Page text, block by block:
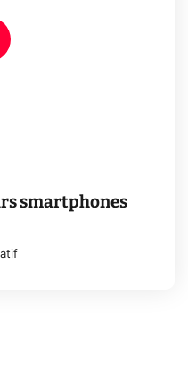
smartphones